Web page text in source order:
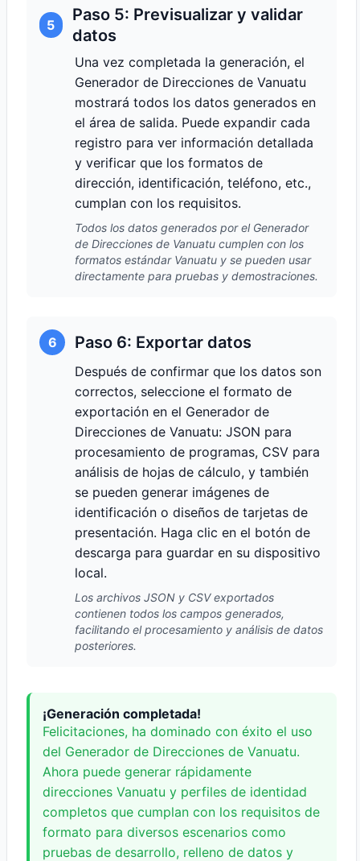
5
Paso 5: Previsualizar y validar
datos
Una vez completada la generación, el
Generador de Direcciones de Vanuatu
mostrará todos los datos generados en
el área de salida. Puede expandir cada
registro para ver información detallada
y verificar que los formatos de
dirección, identificación, teléfono, etc.,
cumplan con los requisitos.
Todos los datos generados por el Generador
de Direcciones de Vanuatu cumplen con los
formatos estándar Vanuatu y se pueden usar
directamente para pruebas y demostraciones.
6 Paso 6: Exportar datos
Después de confirmar que los datos son
correctos, seleccione el formato de
exportación en el Generador de
Direcciones de Vanuatu: JSON para
procesamiento de programas, CSV para
análisis de hojas de cálculo, y también
se pueden generar imágenes de
identificación o diseños de tarjetas de
presentación. Haga clic en el botón de
descarga para guardar en su dispositivo
local.
Los archivos JSON y CSV exportados
contienen todos los campos generados,
facilitando el procesamiento y análisis de datos
posteriores.
¡Generación completada!
Felicitaciones, ha dominado con éxito el uso
del Generador de Direcciones de Vanuatu.
Ahora puede generar rápidamente
direcciones Vanuatu y perfiles de identidad
completos que cumplan con los requisitos de
formato para diversos escenarios como
pruebas de desarrollo, relleno de datos y